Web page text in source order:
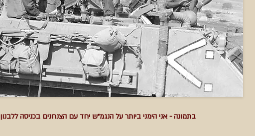
בתמונה - אני הימני ביותר על הנגמ״ש יחד עם הצנחנים בכניסה ללבנון